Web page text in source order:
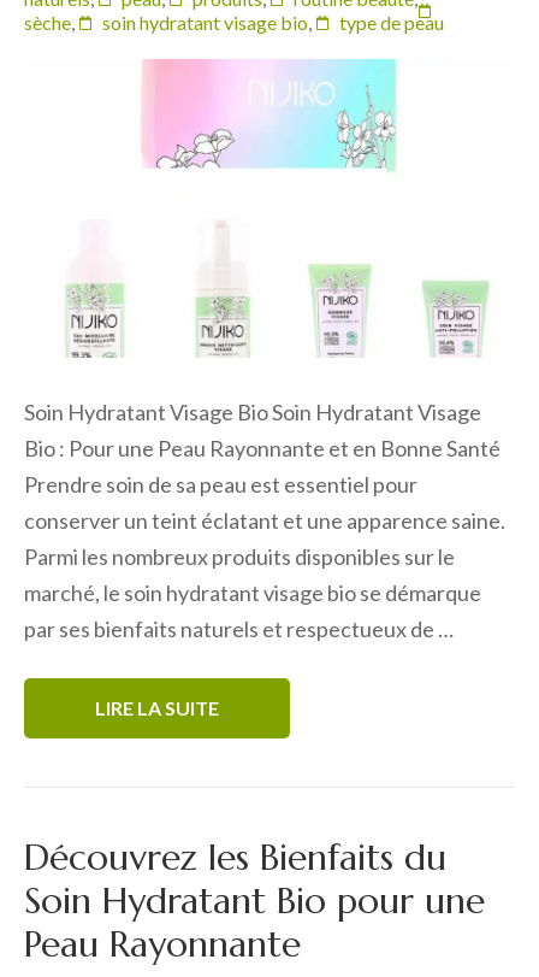
sèche, soin hydratant visage bio, type de peau
Soin Hydratant Visage Bio Soin Hydratant Visage
Bio : Pour une Peau Rayonnante et en Bonne Santé
Prendre soin de sa peau est essentiel pour
conserver un teint éclatant et une apparence saine.
Parmi les nombreux produits disponibles sur le
marché, le soin hydratant visage bio se démarque
par ses bienfaits naturels et respectueux de …
LIRE LA SUITE
Découvrez les Bienfaits du
Soin Hydratant Bio pour une
Peau Rayonnante